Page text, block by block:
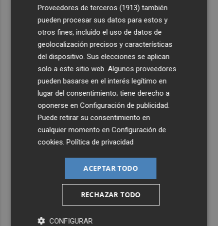
Proveedores de terceros (1913) también
pueden procesar sus datos para estos y
otros fines, incluido el uso de datos de
geolocalización precisos y características
del dispositivo. Sus elecciones se aplican
solo a este sitio web. Algunos proveedores
pueden basarse en el interés legítimo en
lugar del consentimiento; tiene derecho a
oponerse enConfiguración de publicidad
Puede retirar su consentimiento en
cualquier momento enConfiguración de
cookies .Política de privacidad
ACEPTAR TODO
RECHAZAR TODO
CONFIGURAR